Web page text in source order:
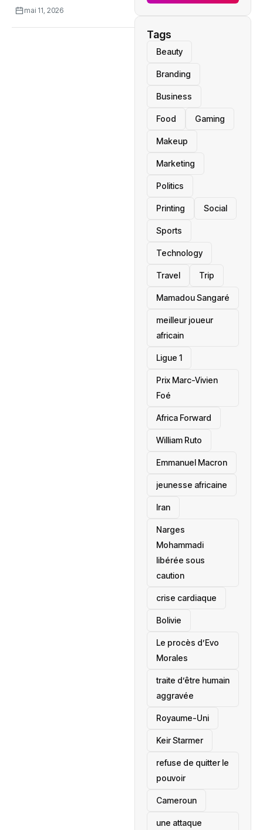
mai 11, 2026
Tags
Beauty
Branding
Business
Food Gaming
Makeup
Marketing
Politics
Printing Social
Sports
Technology
Travel Trip
Mamadou Sangaré
meilleur joueur
africain
Ligue 1
Prix Marc-Vivien
Foé
‎Africa Forward
William Ruto
Emmanuel Macron
jeunesse africaine
‎Iran
Narges
Mohammadi
libérée sous
caution
crise cardiaque
‎Bolivie
Le procès d’Evo
Morales
traite d’être humain
aggravée
‎Royaume-Uni
Keir Starmer
refuse de quitter le
pouvoir
‎Cameroun
une attaque